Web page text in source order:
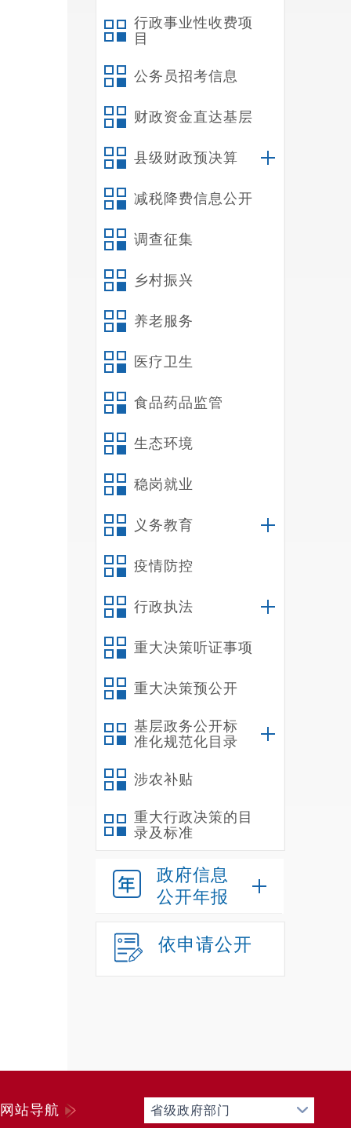
行政事业性收费项
目
公务员招考信息
财政资金直达基层
县级财政预决算
减税降费信息公开
调查征集
乡村振兴
养老服务
医疗卫生
食品药品监管
生态环境
稳岗就业
义务教育
疫情防控
行政执法
重大决策听证事项
重大决策预公开
基层政务公开标
准化规范化目录
涉农补贴
重大行政决策的目
录及标准
政府信息
公开年报
依申请公开
网站导航 省级政府部门